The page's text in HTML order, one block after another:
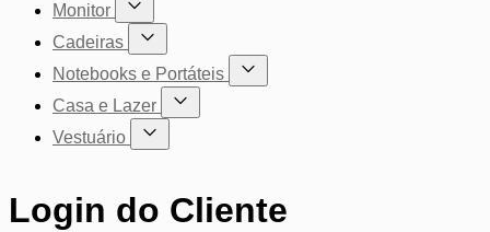
Monitor
Mostrar submenu para a categoria Monitor
Cadeiras
Mostrar submenu para a categoria Cadeiras
Notebooks e Portáteis
Mostrar submenu para a categoria
Casa e Lazer
Mostrar submenu para a categoria Casa e Lazer
Vestuário
Mostrar submenu para a categoria Vestuário
Login do Cliente